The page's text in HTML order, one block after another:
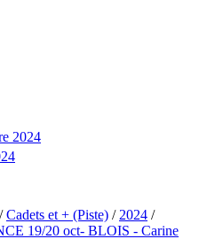
2024
/Cadets et + (Piste) / 2024 /
19/20 oct- BLOIS - Carine